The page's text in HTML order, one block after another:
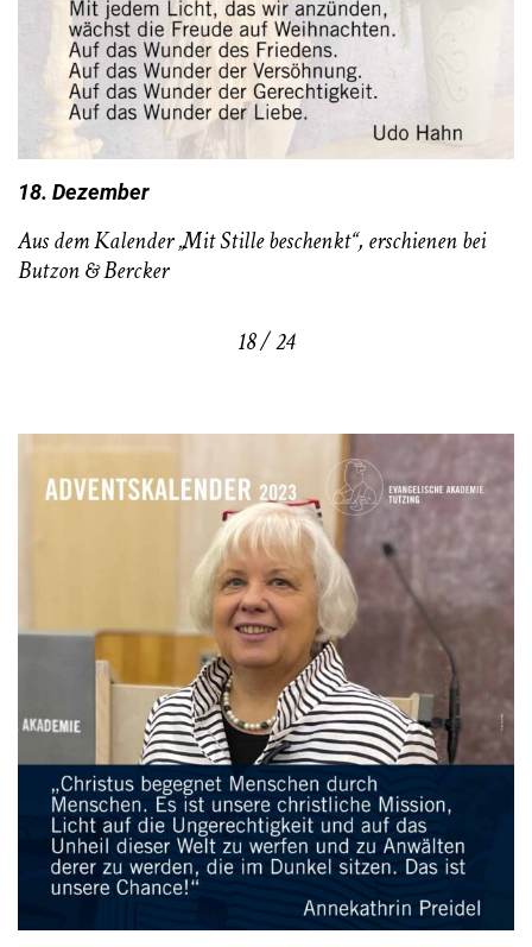
18. Dezember
Aus dem Kalender „Mit Stille beschenkt“, erschienen bei
Butzon & Bercker
18 / 24